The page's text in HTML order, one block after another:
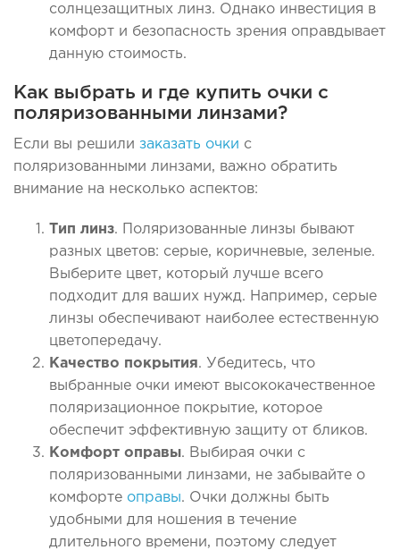
солнцезащитных линз. Однако инвестиция в
комфорт и безопасность зрения оправдывает
данную стоимость.
Как выбрать и где купить очки с
поляризованными линзами?
Если вы решили заказать очки с
поляризованными линзами, важно обратить
внимание на несколько аспектов:
Тип линз. Поляризованные линзы бывают
разных цветов: серые, коричневые, зеленые.
Выберите цвет, который лучше всего
подходит для ваших нужд. Например, серые
линзы обеспечивают наиболее естественную
цветопередачу.
Качество покрытия. Убедитесь, что
выбранные очки имеют высококачественное
поляризационное покрытие, которое
обеспечит эффективную защиту от бликов.
Комфорт оправы. Выбирая очки с
поляризованными линзами, не забывайте о
комфорте оправы. Очки должны быть
удобными для ношения в течение
длительного времени, поэтому следует